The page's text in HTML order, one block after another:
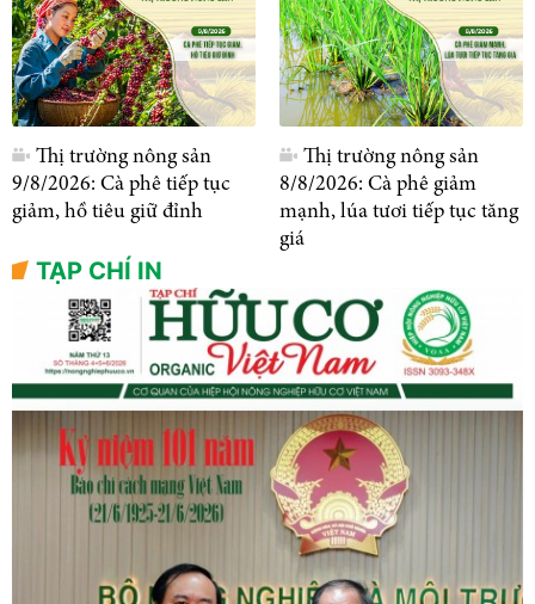
Thị trường nông sản
9/8/2026: Cà phê tiếp tục
giảm, hồ tiêu giữ đỉnh
Thị trường nông sản
8/8/2026: Cà phê giảm
mạnh, lúa tươi tiếp tục tăng
giá
TẠP CHÍ IN